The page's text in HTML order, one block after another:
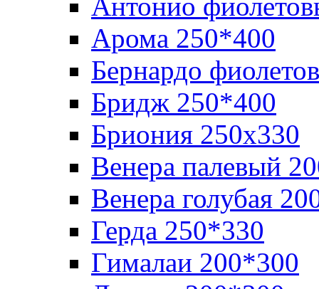
Арома 250*400
Бернардо
Бридж 250*400
Бриония 250х330
Венера палевый
Венера голубая
Герда 250*330
Гималаи 200*300